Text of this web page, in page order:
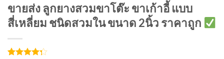
ขายส่ง ลูกยางสวมขาโต๊ะ ขาเก้าอี้ แบบ
สี่เหลี่ยม ชนิดสวมใน ขนาด 2นิ้ว ราคาถูก